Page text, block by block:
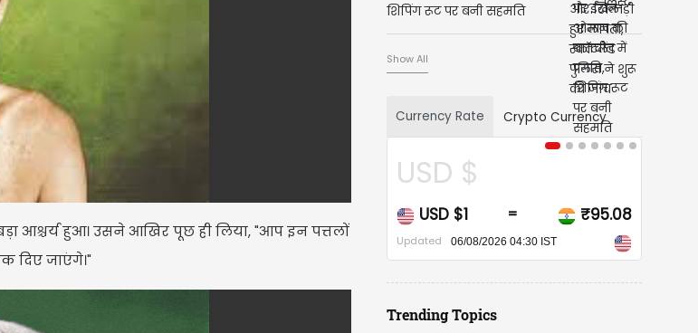
आश्चर्य हुआ। उसने आखिर पूछ ही लिया, "आप इन पत्तलों
दिए जाएंगे।"
शिपिंग रूट पर बनी सहमति
Show All
Currency Rate Crypto Currency
CAD $
CAD $1 = ₹67.86
Updated 06/08/2026 04:30 IST
Trending Topics